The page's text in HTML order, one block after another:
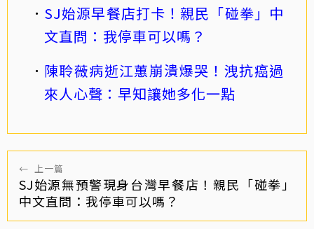
SJ始源早餐店打卡！親民「碰拳」中
文直問：我停車可以嗎？
陳聆薇病逝江蕙崩潰爆哭！洩抗癌過
來人心聲：早知讓她多化一點
← 上一篇
SJ始源無預警現身台灣早餐店！親民「碰拳」
中文直問：我停車可以嗎？